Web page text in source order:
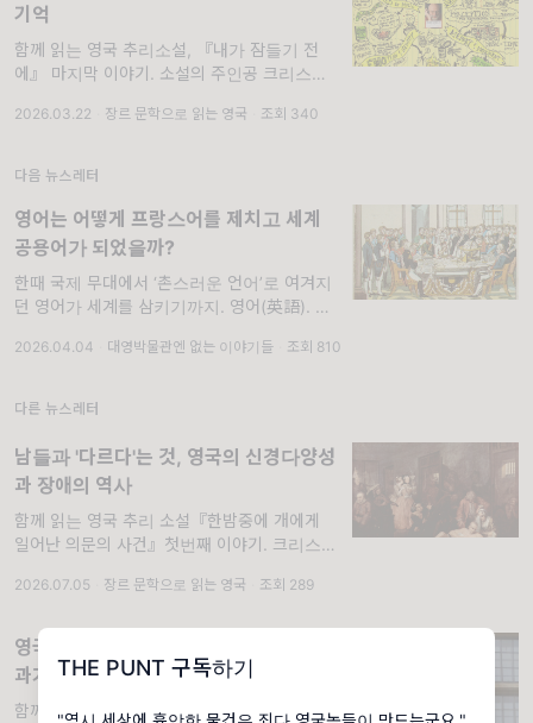
THE PUNT 구독하기
기억
함께 읽는 영국 추리소설, 『내가 잠들기 전
에』 마지막 이야기. 소설의 주인공 크리스틴
여기서 말하지 않겠다. 소설의 마지막 페이지는
수 있다. 그녀가 마
2026.03.22 장르 문학으로 읽는 영국 조회 340
다음 뉴스레터
영어는 어떻게 프랑스어를 제치고 세계
공용어가 되었을까?
한때 국제 무대에서 ‘촌스러운 언어’로 여겨지
던 영어가 세계를 삼키기까지. 영어(英語). 오
지만, 이 언어의 시작은 지금의 위상과는 사뭇
데 하나인 잉글랜드에서 태어난
2026.04.04 대영박물관엔 없는 이야기들 조회 810
다른 뉴스레터
남들과 '다르다'는 것, 영국의 신경다양성
과 장애의 역사
함께 읽는 영국 추리 소설『한밤중에 개에게
일어난 의문의 사건』첫번째 이야기. 크리스토
자신이 이상하다고 생각하지 않는다. 오히려 이
말하는 것과 다른 것을 의미하는지
2026.07.05 장르 문학으로 읽는 영국 조회 289
영국의 역사 전쟁, 과거를 기억하는 것과
과거에 갇히는 것 사이에서
함께 읽는 영국 SF소설 『시간관리국』, 마지